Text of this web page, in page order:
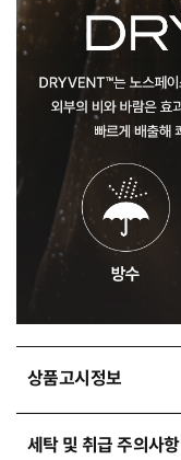
상품고시정보
세탁 및 취급 주의사항